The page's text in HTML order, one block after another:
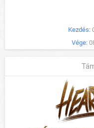
Kezdés:
Vége: